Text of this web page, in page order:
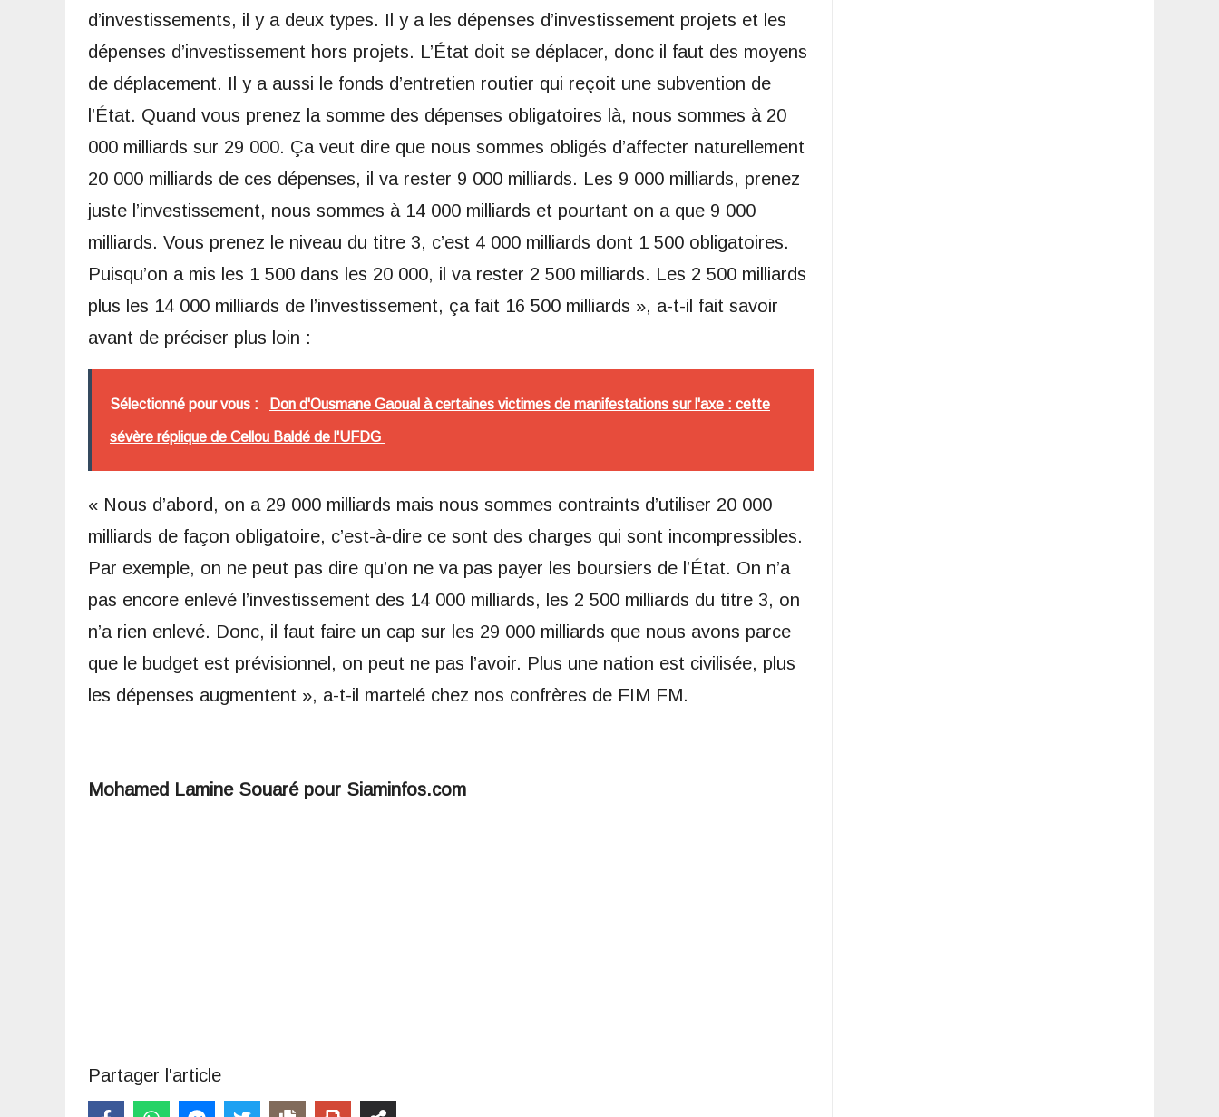
d’investissements, il y a deux types. Il y a les dépenses d’investissement projets et les
dépenses d’investissement hors projets. L’État doit se déplacer, donc il faut des moyens
de déplacement. Il y a aussi le fonds d’entretien routier qui reçoit une subvention de
l’État. Quand vous prenez la somme des dépenses obligatoires là, nous sommes à 20
000 milliards sur 29 000. Ça veut dire que nous sommes obligés d’affecter naturellement
20 000 milliards de ces dépenses, il va rester 9 000 milliards. Les 9 000 milliards, prenez
juste l’investissement, nous sommes à 14 000 milliards et pourtant on a que 9 000
milliards. Vous prenez le niveau du titre 3, c’est 4 000 milliards dont 1 500 obligatoires.
Puisqu’on a mis les 1 500 dans les 20 000, il va rester 2 500 milliards. Les 2 500 milliards
plus les 14 000 milliards de l’investissement, ça fait 16 500 milliards », a-t-il fait savoir
avant de préciser plus loin :
Sélectionné pour vous : Don d'Ousmane Gaoual à certaines victimes de manifestations sur l'axe : cette
sévère réplique de Cellou Baldé de l'UFDG
« Nous d’abord, on a 29 000 milliards mais nous sommes contraints d’utiliser 20 000
milliards de façon obligatoire, c’est-à-dire ce sont des charges qui sont incompressibles.
Par exemple, on ne peut pas dire qu’on ne va pas payer les boursiers de l’État. On n’a
pas encore enlevé l’investissement des 14 000 milliards, les 2 500 milliards du titre 3, on
n’a rien enlevé. Donc, il faut faire un cap sur les 29 000 milliards que nous avons parce
que le budget est prévisionnel, on peut ne pas l’avoir. Plus une nation est civilisée, plus
les dépenses augmentent », a-t-il martelé chez nos confrères de FIM FM.
Mohamed Lamine Souaré pour Siaminfos.com
Partager l'article